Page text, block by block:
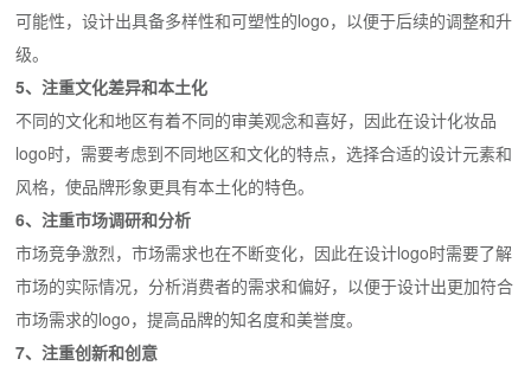
可能性，设计出具备多样性和可塑性的logo，以便于后续的调整和升
级。
5、注重文化差异和本土化
不同的文化和地区有着不同的审美观念和喜好，因此在设计化妆品
logo时，需要考虑到不同地区和文化的特点，选择合适的设计元素和
风格，使品牌形象更具有本土化的特色。
6、注重市场调研和分析
市场竞争激烈，市场需求也在不断变化，因此在设计logo时需要了解
市场的实际情况，分析消费者的需求和偏好，以便于设计出更加符合
市场需求的logo，提高品牌的知名度和美誉度。
7、注重创新和创意